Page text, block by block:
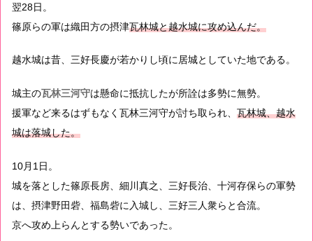
翌28日。
篠原らの軍は織田方の摂津瓦林城と越水城に攻め込んだ。
越水城は昔、三好長慶が若かりし頃に居城としていた地である。
城主の瓦林三河守は懸命に抵抗したが所詮は多勢に無勢。
援軍など来るはずもなく瓦林三河守が討ち取られ、 瓦林城、越水
城は落城した。
10月1日。
城を落とした篠原長房、細川真之、三好長治、十河存保らの軍勢
は、摂津野田砦、福島砦に入城し、三好三人衆らと合流。
京へ攻め上らんとする勢いであった。